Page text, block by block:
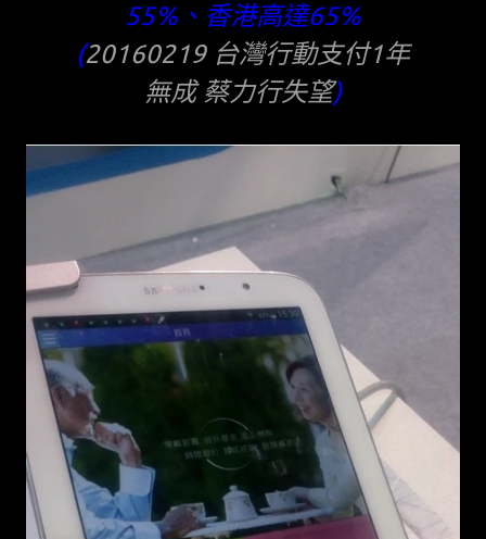
55%、香港高達65%
(20160219 台灣行動支付1年
無成 蔡力行失望)